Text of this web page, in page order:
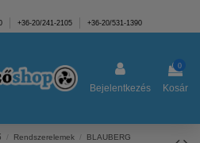
+36-20/241-2105 +36-20/531-1390
Bejelentkezés
0
Kosár
Rendszerelemek
BLAUBERG